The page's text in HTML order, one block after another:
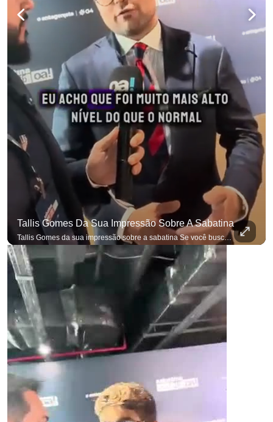
Tallis Gomes Da Sua Impressão Sobre A Sabatina
Tallis Gomes da sua impressão sobre a sabatina Se você busca informação com credibilidade, inscreva-se agora e ative o